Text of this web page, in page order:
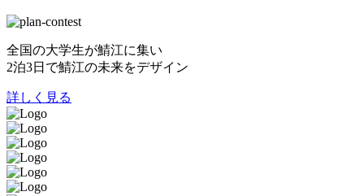
全国の大学生が鯖江に集い
2泊3日で鯖江の未来をデザイン
詳しく見る